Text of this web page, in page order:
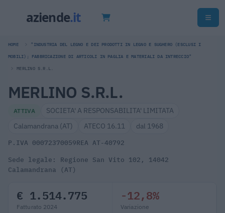
HOME "INDUSTRIA DEL LEGNO E DEI PRODOTTI IN LEGNO E SUGHERO (ESCLUSI I
MOBILI); FABBRICAZIONE DI ARTICOLI IN PAGLIA E MATERIALI DA INTRECCIO"
MERLINO S.R.L.
MERLINO S.R.L.
ATTIVA
SOCIETA' A RESPONSABILITA' LIMITATA
Calamandrana (AT)
ATECO 16.11 dal 1968
P.IVA 00072370059REA AT-40792
Sede legale: Regione San Vito 102, 14042
Calamandrana (AT)
€ 1.514.775
Fatturato 2024
-12,8%
Variazione